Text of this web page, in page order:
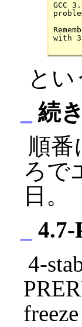
GCC
とい
続
順番
ろで
日。
4-